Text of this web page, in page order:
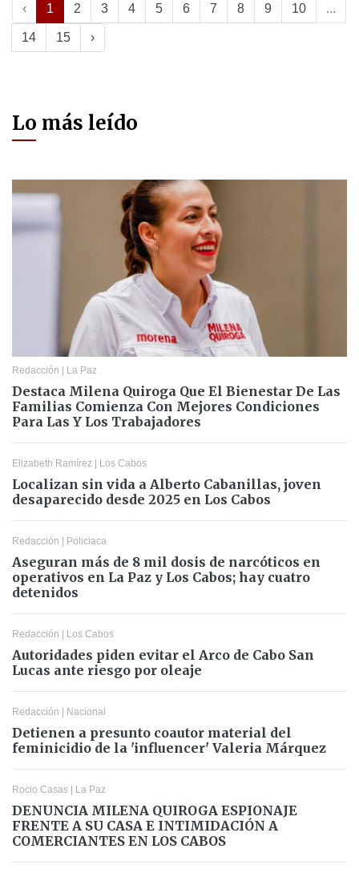
‹ 1 2 3 4 5 6 7 8 9 10 ...
14 15 ›
Lo más leído
Redacción La Paz
Destaca Milena Quiroga Que El Bienestar De Las
Familias Comienza Con Mejores Condiciones
Para Las Y Los Trabajadores
Elizabeth Ramírez Los Cabos
Localizan sin vida a Alberto Cabanillas, joven
desaparecido desde 2025 en Los Cabos
Redacción Policiaca
Aseguran más de 8 mil dosis de narcóticos en
operativos en La Paz y Los Cabos; hay cuatro
detenidos
Redacción Los Cabos
Autoridades piden evitar el Arco de Cabo San
Lucas ante riesgo por oleaje
Redacción Nacional
Detienen a presunto coautor material del
feminicidio de la 'influencer' Valeria Márquez
Rocio Casas La Paz
DENUNCIA MILENA QUIROGA ESPIONAJE
FRENTE A SU CASA E INTIMIDACIÓN A
COMERCIANTES EN LOS CABOS